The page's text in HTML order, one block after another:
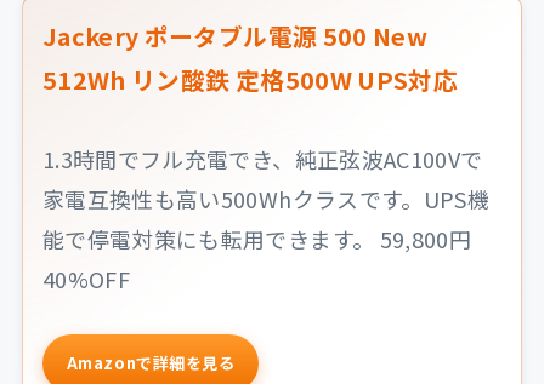
Jackery ポータブル電源 500 New
512Wh リン酸鉄 定格500W UPS対応
1.3時間でフル充電でき、純正弦波AC100Vで
家電互換性も高い500Whクラスです。UPS機
能で停電対策にも転用できます。 59,800円
40%OFF
Amazonで詳細を見る